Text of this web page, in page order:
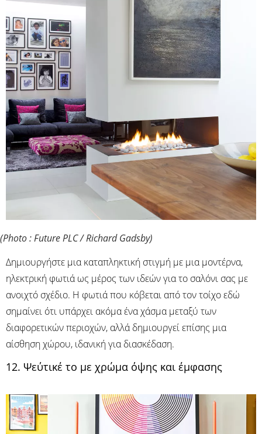
(Photo : Future PLC / Richard Gadsby)
Δημιουργήστε μια καταπληκτική στιγμή με μια μοντέρνα,
ηλεκτρική φωτιά ως μέρος των ιδεών για το σαλόνι σας με
ανοιχτό σχέδιο. Η φωτιά που κόβεται από τον τοίχο εδώ
σημαίνει ότι υπάρχει ακόμα ένα χάσμα μεταξύ των
διαφορετικών περιοχών, αλλά δημιουργεί επίσης μια
αίσθηση χώρου, ιδανική για διασκέδαση.
12. Ψεύτικέ το με χρώμα όψης και έμφασης